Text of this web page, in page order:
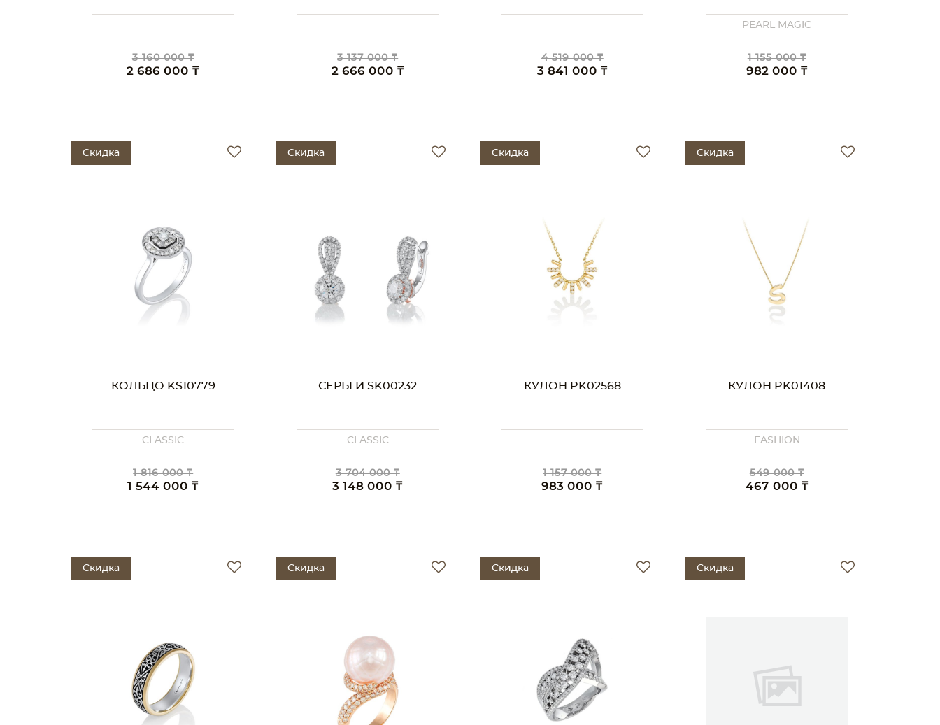
3 160 000 ₸
2 686 000 ₸
3 137 000 ₸
2 666 000 ₸
4 519 000 ₸
3 841 000 ₸
PEARL MAGIC
1 155 000 ₸
982 000 ₸
Скидка
КОЛЬЦО KS10779
CLASSIC
1 816 000 ₸
1 544 000 ₸
Скидка
СЕРЬГИ SK00232
CLASSIC
3 704 000 ₸
3 148 000 ₸
Скидка
КУЛОН PK02568
1 157 000 ₸
983 000 ₸
Скидка
КУЛОН PK01408
FASHION
549 000 ₸
467 000 ₸
Скидка Скидка Скидка Скидка